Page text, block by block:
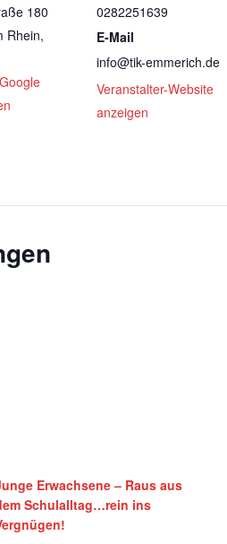
180
Rhein,
Google
0282251639
E-Mail
info@tik-emmerich.de
Veranstalter-Website
anzeigen
Erwachsene – Raus aus
Schulalltag…rein ins